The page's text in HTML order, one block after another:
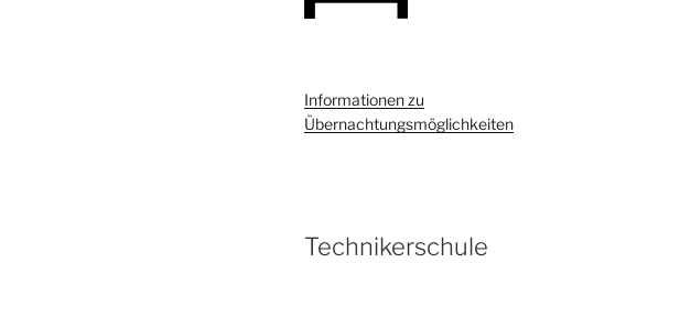
Informationen zu
Übernachtungsmöglichkeiten
Technikerschule